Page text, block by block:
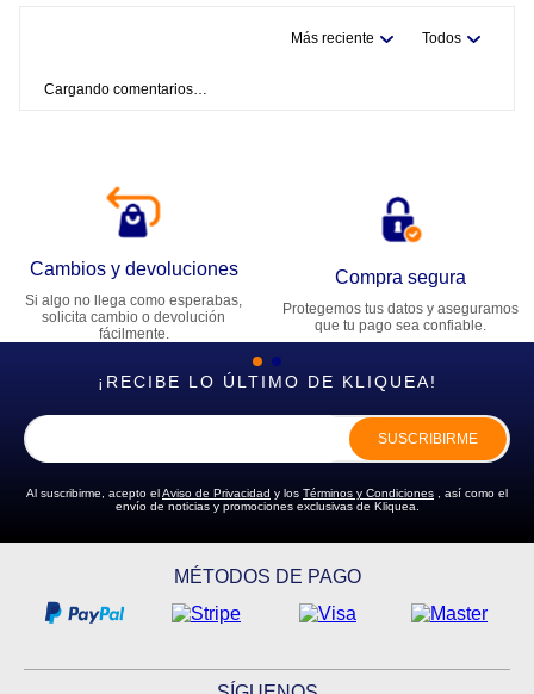
Más reciente Todos
Cargando comentarios…
Cambios y devoluciones
Si algo no llega como esperabas,
solicita cambio o devolución
fácilmente.
Compra segura
Protegemos tus datos y aseguramos
que tu pago sea confiable.
¡RECIBE LO ÚLTIMO DE KLIQUEA!
SUSCRIBIRME
Al suscribirme, acepto elAviso de Privacidad y los Términos y Condiciones , así como el
envío de noticias y promociones exclusivas de Kliquea.
MÉTODOS DE PAGO